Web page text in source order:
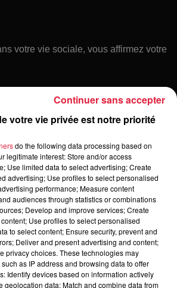
votre vie sociale, vous affirmez votre
2026
Hoerdt, de l’eau brune sort des
votre vie privée est notre priorité
do the following data processing based on
legitimate interest: Store and/or access
Use limited data to select advertising; Create
advertising; Use profiles to select personalised
performance; Measure content
audiences through statistics or combinations
Develop and improve services; Create
Use profiles to select personalised
to select content; Ensure security, prevent and
Deliver and present advertising and content;
privacy choices. These technologies may
as IP address and browsing data to offer
Identify devices based on information actively
geolocation data; Match and combine data from
Continuer sans accepter